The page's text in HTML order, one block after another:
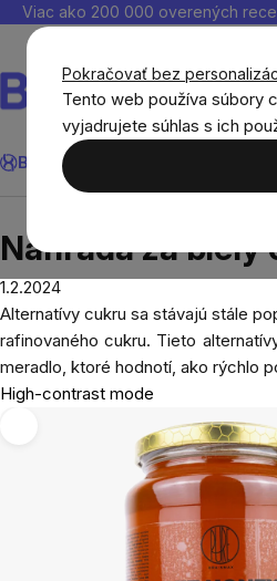
Pokračovať bez
Tento web používa súbory
vyjadrujete súhlas s ich
PrejsťViac ako 200 000 overených
BrainMax®
Náhrada za
Náhrada za
1.2.2024
Alternatívycukru sa stávajú stále
rafinovaného cukru. Tieto
meradlo, ktoré hodnotí, ako rýchlo
High-contrast mode